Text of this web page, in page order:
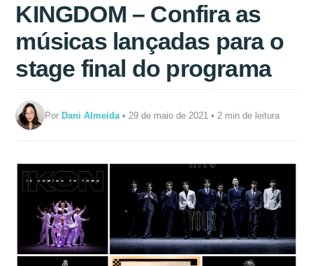
KINGDOM – Confira as
músicas lançadas para o
stage final do programa
PorDani Almeida • 29 de maio de 2021 • 2 min de leitura